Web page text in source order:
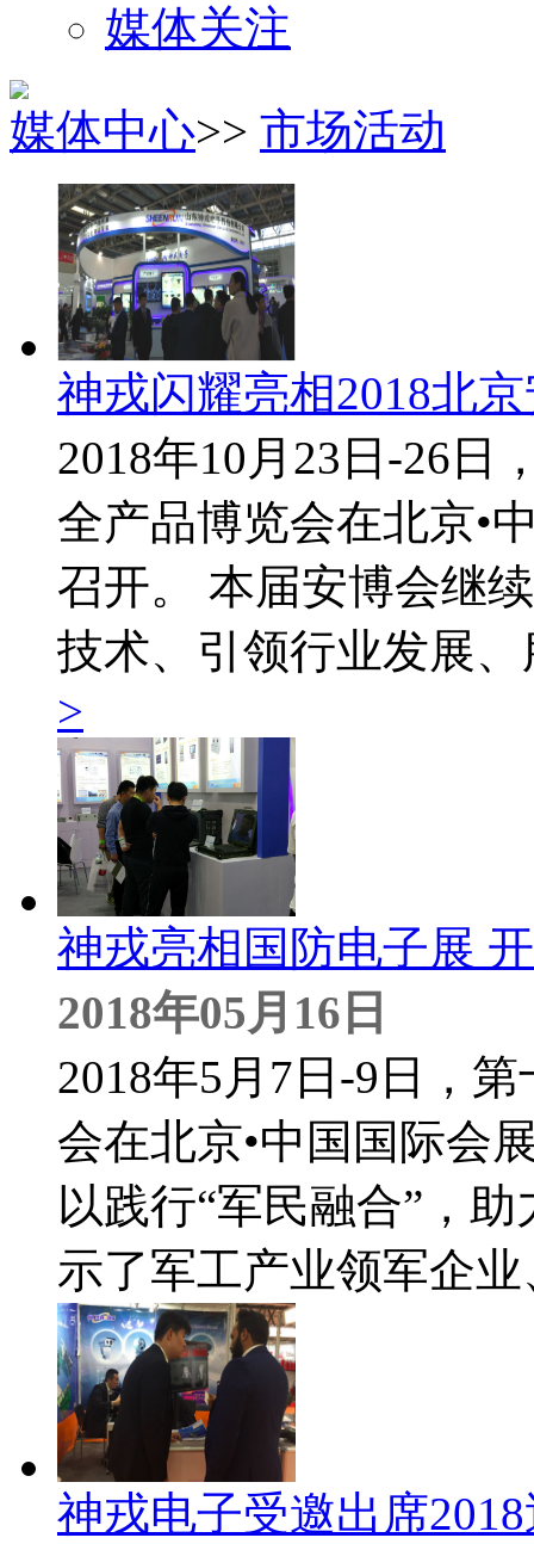
媒体关注
媒体中心>> 市场活动
神戎闪耀亮相2018北
2018年10月23日-26日
全产品博览会在北京•
召开。 本届安博会继
技术、引领行业发展
>
神戎亮相国防电子展
2018年05月16日
2018年5月7日-9日，
会在北京•中国国际会
以践行“军民融合”，
示了军工产业领军企
神戎电子受邀出席